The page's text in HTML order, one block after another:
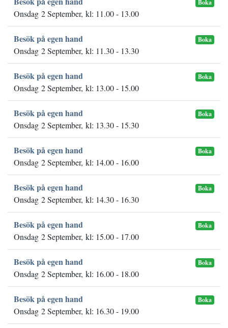
Boka
Onsdag 2 September, kl: 11.00 - 13.00
Besök på egen hand Boka
Onsdag 2 September, kl: 11.30 - 13.30
Besök på egen hand Boka
Onsdag 2 September, kl: 13.00 - 15.00
Besök på egen hand Boka
Onsdag 2 September, kl: 13.30 - 15.30
Besök på egen hand Boka
Onsdag 2 September, kl: 14.00 - 16.00
Besök på egen hand Boka
Onsdag 2 September, kl: 14.30 - 16.30
Besök på egen hand Boka
Onsdag 2 September, kl: 15.00 - 17.00
Besök på egen hand Boka
Onsdag 2 September, kl: 16.00 - 18.00
Besök på egen hand Boka
Onsdag 2 September, kl: 16.30 - 19.00